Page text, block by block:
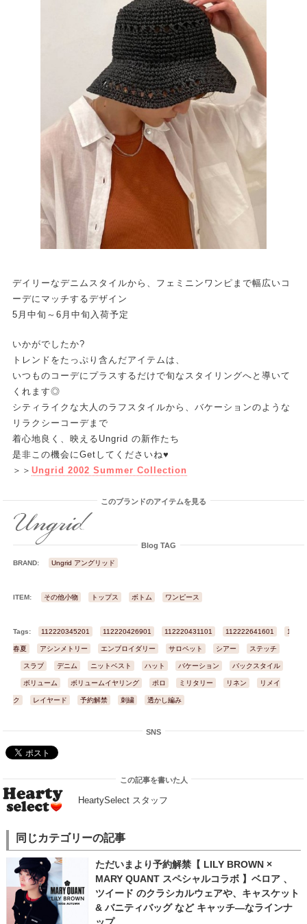
デイリーなデニムスタイルから、フェミニンワンピまで幅広いコ
ーデにマッチするデザイン
5月中旬～6月中旬入荷予定
いかがでしたか?
トレンドをたっぷり含んだアイテムは、
いつものコーデにプラスするだけで旬なスタイリングへと導いて
くれます◎
シティライクな大人のラフスタイルから、バケーションのような
リラクシーコーデまで
着心地良く、映えるUngrid の新作たち
是非この機会にGetしてくださいね♥
＞＞ Ungrid 2002 Summer Collection
このブランドのアイテムを見る
Blog TAG
BRAND: Ungrid アングリッド
ITEM: その他小物 トップス ボトム ワンピース
Tags: 112220345201 112220426901 112220431101 112222641601
春夏 アシンメトリー エンブロイダリー サロペット シアー ステッチ
スラブ デニム ニットベスト ハット バケーション バックスタイル
ボリューム ボリュームイヤリング ポロ ミリタリー リネン リメイ
ク レイヤード 予約解禁 刺繍 透かし編み
SNS
この記事を書いた人
HeartySelect スタッフ
同じカテゴリーの記事
ただいまより予約解禁【 LILY BROWN ×
MARY QUANT スペシャルコラボ 】ベロア 、
ツイード のクラシカルウェアや、キャスケット
& バニティバッグ など キャッチ―なラインナ
ップ